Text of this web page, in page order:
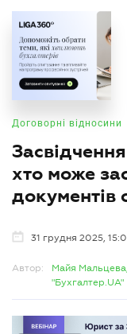
БУХГАЛТЕР
Договорні відносини
хто може
документів
31 грудня 2025,
Автор:
Майя
"Бухгалтер.UA"